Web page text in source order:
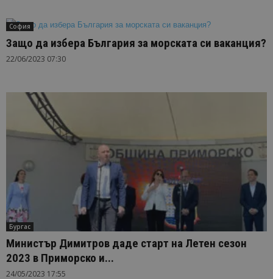
София
Защо да избера България за морската си ваканция?
22/06/2023 07:30
Бургас
Министър Димитров даде старт на Летен сезон
2023 в Приморско и...
24/05/2023 17:55